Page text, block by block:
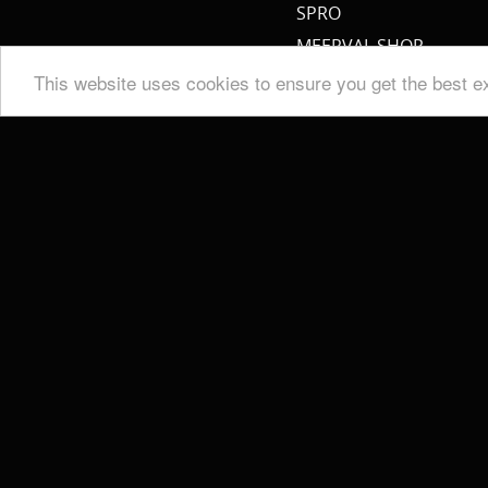
This website uses cookies to ensure you get the best
SPRO
MEERVAL.SHOP
NEMO
CAT SOUNDER